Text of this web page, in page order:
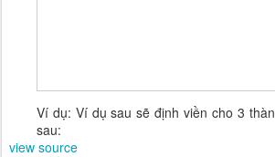
Ví dụ: Ví dụ sau sẽ định viền cho 3
sau:
view source